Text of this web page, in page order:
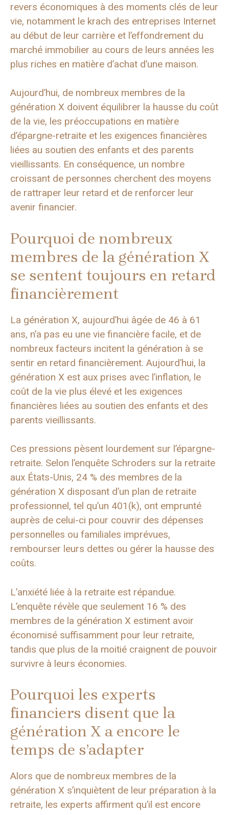
revers économiques à des moments clés de leur
vie, notamment le krach des entreprises Internet
au début de leur carrière et l’effondrement du
marché immobilier au cours de leurs années les
plus riches en matière d’achat d’une maison.
Aujourd’hui, de nombreux membres de la
génération X doivent équilibrer la hausse du coût
de la vie, les préoccupations en matière
d’épargne-retraite et les exigences financières
liées au soutien des enfants et des parents
vieillissants. En conséquence, un nombre
croissant de personnes cherchent des moyens
de rattraper leur retard et de renforcer leur
avenir financier.
Pourquoi de nombreux
membres de la génération X
se sentent toujours en retard
financièrement
La génération X, aujourd’hui âgée de 46 à 61
ans, n’a pas eu une vie financière facile, et de
nombreux facteurs incitent la génération à se
sentir en retard financièrement. Aujourd’hui, la
génération X est aux prises avec l’inflation, le
coût de la vie plus élevé et les exigences
financières liées au soutien des enfants et des
parents vieillissants.
Ces pressions pèsent lourdement sur l’épargne-
retraite. Selon l’enquête Schroders sur la retraite
aux États-Unis, 24 % des membres de la
génération X disposant d’un plan de retraite
professionnel, tel qu’un 401(k), ont emprunté
auprès de celui-ci pour couvrir des dépenses
personnelles ou familiales imprévues,
rembourser leurs dettes ou gérer la hausse des
coûts.
L’anxiété liée à la retraite est répandue.
L’enquête révèle que seulement 16 % des
membres de la génération X estiment avoir
économisé suffisamment pour leur retraite,
tandis que plus de la moitié craignent de pouvoir
survivre à leurs économies.
Pourquoi les experts
financiers disent que la
génération X a encore le
temps de s’adapter
Alors que de nombreux membres de la
génération X s’inquiètent de leur préparation à la
retraite, les experts affirment qu’il est encore